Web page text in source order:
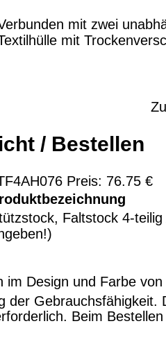
mit zwei
mit
/ Bestellen
Preis: 76.75 €
Faltstock 4-
im Design und Farbe
der Gebrauchsfähigkeit.
Beim